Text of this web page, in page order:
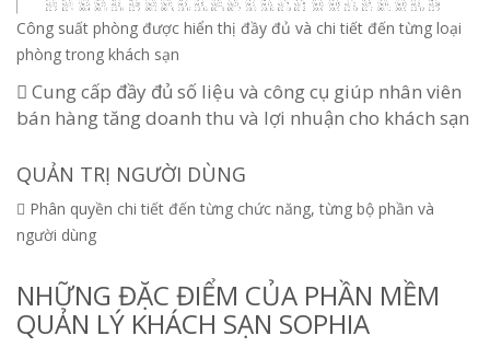
Công suất phòng được hiển thị đầy đủ và chi tiết đến từng loại
phòng trong khách sạn
 Cung cấp đầy đủ số liệu và công cụ giúp nhân viên
bán hàng tăng doanh thu và lợi nhuận cho khách sạn
QUẢN TRỊ NGƯỜI DÙNG
 Phân quyền chi tiết đến từng chức năng, từng bộ phần và
người dùng
NHỮNG ĐẶC ĐIỂM CỦA PHẦN MỀM
QUẢN LÝ KHÁCH SẠN SOPHIA